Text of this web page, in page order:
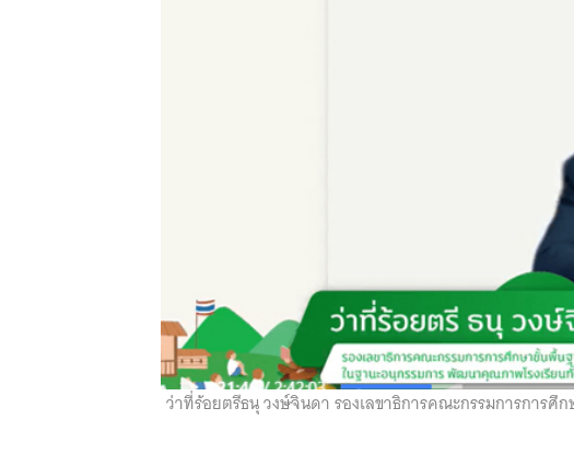
ว่าที่ร้อยตรีธนุ วงษ์จินดา รองเลขาธิการคณะกรรมการการ